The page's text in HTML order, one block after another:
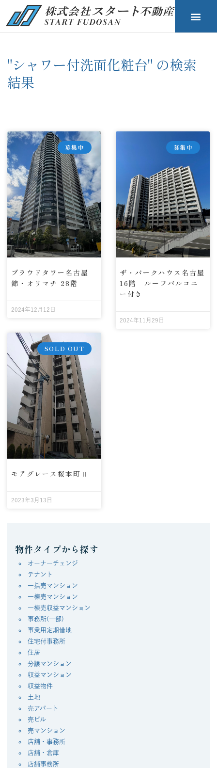
"シャワー付洗面化粧台" の検索
結果
募集中
プラウドタワー名古屋
錦・オリマチ 28階
2024年12月12日
募集中
ザ・パークハウス名古屋
16階 ルーフバルコニ
ー付き
2024年11月29日
SOLD OUT
モアグレース桜本町Ⅱ
2023年3月13日
物件タイプから探す
オーナーチェンジ
テナント
一括売マンション
一棟売マンション
一棟売収益マンション
事務所(一部)
事業用定期借地
住宅付事務所
住居
分譲マンション
収益マンション
収益物件
土地
売アパート
売ビル
売マンション
店舗・事務所
店舗・倉庫
店舗事務所